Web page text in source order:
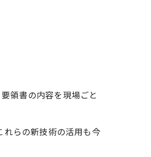
領書の内容を現場ごと
れらの新技術の活用も今